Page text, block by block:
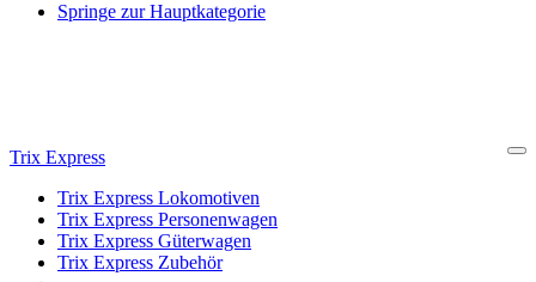
Springe zur Hauptkategorie
Trix Express
Trix Express Lokomotiven
Trix Express Personenwagen
Trix Express Güterwagen
Trix Express Zubehör